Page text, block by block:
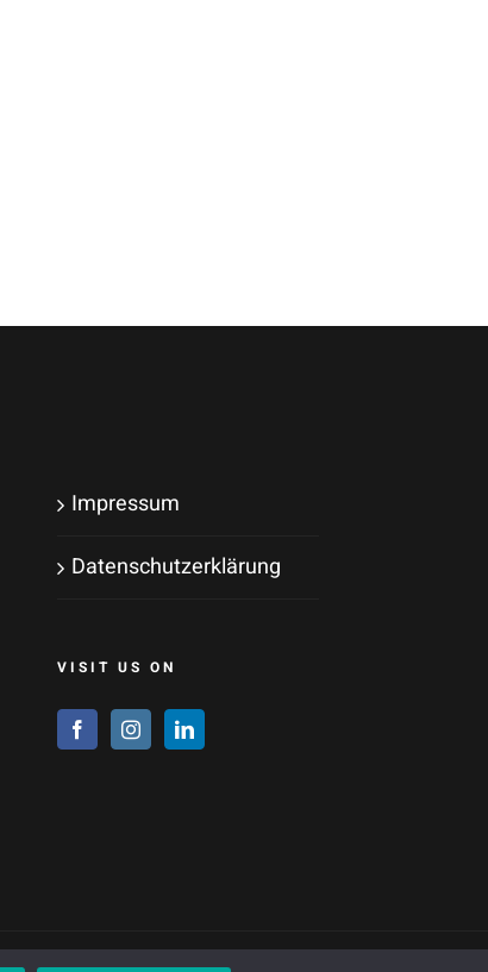
Impressum
Datenschutzerklärung
VISIT US ON